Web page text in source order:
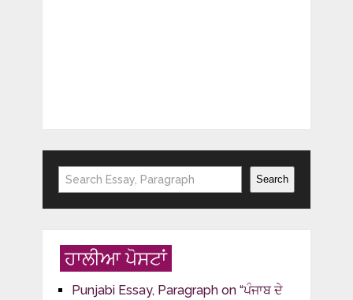
Search Search
ਹਾਲੀਆ ਪੋਸਟਾਂ
Punjabi Essay, Paragraph on “ਪੰਜਾਬ ਦੇ